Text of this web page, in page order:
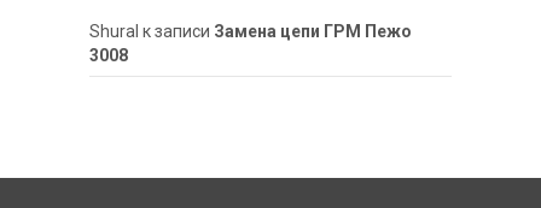
ShuraI к записи Замена цепи ГРМ Пежо
3008